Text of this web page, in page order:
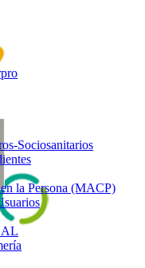
Sociosanitarios
la Persona (MACP)